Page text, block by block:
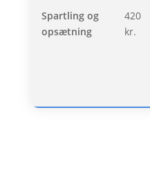
Spartling og
opsætning
420
kr.